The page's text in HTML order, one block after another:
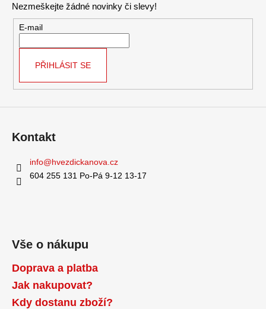
a
c
v
u
Nezmeškejte žádné novinky či slevy!
E-mail
PŘIHLÁSIT SE
Kontakt
info@hvezdickanova.cz
604 255 131 Po-Pá 9-12 13-17
Vše o nákupu
Doprava a platba
Jak nakupovat?
Kdy dostanu zboží?